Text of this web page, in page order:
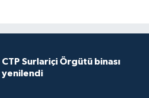
CTP Surlariçi Örgütü binası
yenilendi